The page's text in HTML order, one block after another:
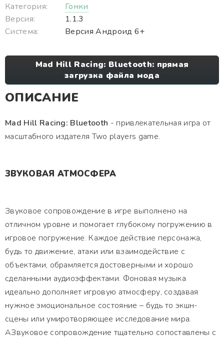
Категория:
Гонки
Версия:
1.1.3
Система:
Версия Андроид 6+
Mad Hill Racing: Bluetooth: прямая
загрузка файла мода
ОПИСАНИЕ
Mad Hill Racing: Bluetooth - привлекательная игра от
масштабного издателя Two players game.
ЗВУКОВАЯ АТМОСФЕРА
Звуковое сопровождение в игре выполнено на
отличном уровне и помогает глубокому погружению в
игровое погружение. Каждое действие персонажа,
будь то движение, атаки или взаимодействие с
объектами, обрамляется достоверными и хорошо
сделанными аудиоэффектами. Фоновая музыка
идеально дополняет игровую атмосферу, создавая
нужное эмоциональное состояние – будь то экшн-
сцены или умиротворяющее исследование мира.
АЗвуковое сопровождение тщательно сопоставлены с